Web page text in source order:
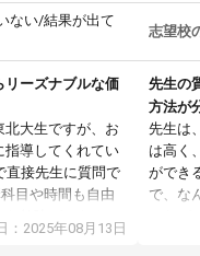
ない/結果が出て
リーズナブルな価
大生ですが、お
指導してくれてい
直接先生に質問で
目や時間も自由
勉強ができると
みたいなのがあり
：2025年08月13日
志望校
先生の
方法が
先生は
は高く
ができ
で、な
のだ
は、